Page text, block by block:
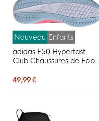
Nouveau Enfants
adidas F50 Hyperfast
Club Chaussures de Foot
Rose
49,99 €